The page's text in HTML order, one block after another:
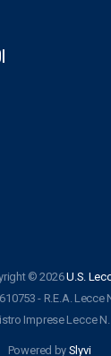
© 2026U.S.
- R.E.A. Lecce
Imprese Lecce
Powered by Slyvi